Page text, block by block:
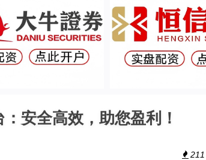
安全高效，助您盈利！
211